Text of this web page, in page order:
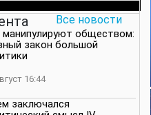
Все новости
манипулируют обществом:
закон большой
16:44
заключался